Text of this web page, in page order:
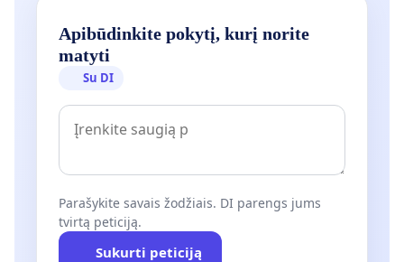
Apibūdinkite pokytį, kurį norite
matyti
Su DI
Parašykite savais žodžiais. DI parengs jums
tvirtą peticiją.
Sukurti peticiją